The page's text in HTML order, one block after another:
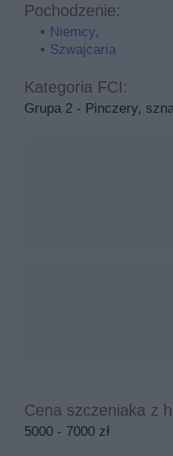
Pochodzenie:
Niemcy,
Szwajcaria
Kategoria FCI:
Grupa 2 - Pinczery,
Cena szczeniaka z
5000 - 7000 zł